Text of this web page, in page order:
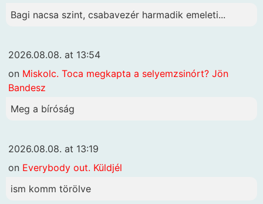
Bagi nacsa szint, csabavezér harmadik emeleti...
2026.08.08. at 13:54
on Miskolc. Toca megkapta a selyemzsinórt? Jön
Bandesz
Meg a bíróság
2026.08.08. at 13:19
on Everybody out. Küldjél
ism komm törölve